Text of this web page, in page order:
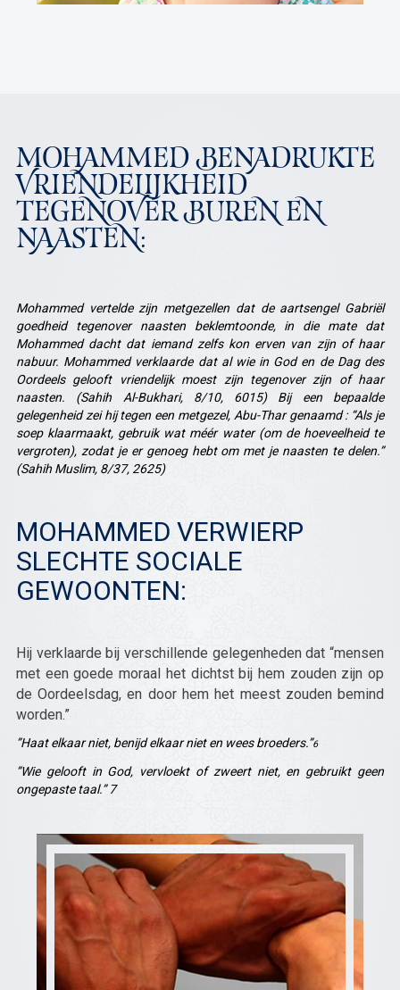
MOHAMMED BENADRUKTE
VRIENDELIJKHEID
TEGENOVER BUREN EN
NAASTEN:
Mohammed vertelde zijn metgezellen dat de aartsengel Gabriël
goedheid tegenover naasten beklemtoonde, in die mate dat
Mohammed dacht dat iemand zelfs kon erven van zijn of haar
nabuur. Mohammed verklaarde dat al wie in God en de Dag des
Oordeels gelooft vriendelijk moest zijn tegenover zijn of haar
naasten. (Sahih Al-Bukhari, 8/10, 6015) Bij een bepaalde
gelegenheid zei hij tegen een metgezel, Abu-Thar genaamd : “Als je
soep klaarmaakt, gebruik wat méér water (om de hoeveelheid te
vergroten), zodat je er genoeg hebt om met je naasten te delen.”
(Sahih Muslim, 8/37, 2625)
MOHAMMED VERWIERP
SLECHTE SOCIALE
GEWOONTEN:
Hij verklaarde bij verschillende gelegenheden dat “mensen
met een goede moraal het dichtst bij hem zouden zijn op
de Oordeelsdag, en door hem het meest zouden bemind
worden.”
”Haat elkaar niet, benijd elkaar niet en wees broeders.”6
”Wie gelooft in God, vervloekt of zweert niet, en gebruikt geen
ongepaste taal.” 7